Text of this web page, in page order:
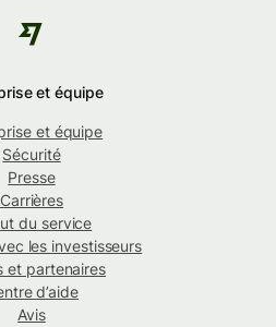
et équipe
et équipe
Sécurité
Presse
Carrières
du service
les investisseurs
et partenaires
d’aide
Avis